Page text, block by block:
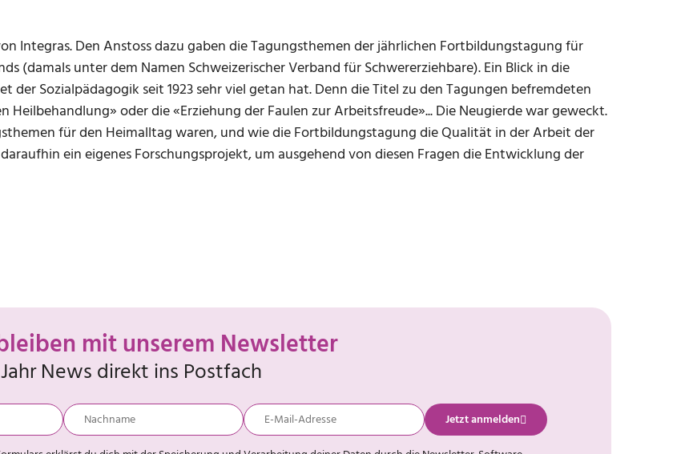
Integras. Den Anstoss dazu gaben die Tagungsthemen der jährlichen Fortbildungstagung für
(damals unter dem Namen Schweizerischer Verband für Schwererziehbare). Ein Blick in die
der Sozialpädagogik seit 1923 sehr viel getan hat. Denn die Titel zu den Tagungen befremdeten
Heilbehandlung» oder die «Erziehung der Faulen zur Arbeitsfreude»... Die Neugierde war geweckt.
für den Heimalltag waren, und wie die Fortbildungstagung die Qualität in der Arbeit der
ein eigenes Forschungsprojekt, um ausgehend von diesen Fragen die Entwicklung der
mit unserem Newsletter
News direkt ins Postfach
Jetzt anmelden